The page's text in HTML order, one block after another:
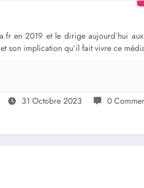
en 2019 et le dirige aujourd’hui
son implication qu’il fait vivre ce
31 Octobre 2023 0